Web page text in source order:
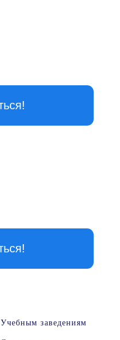
Учебным заведениям